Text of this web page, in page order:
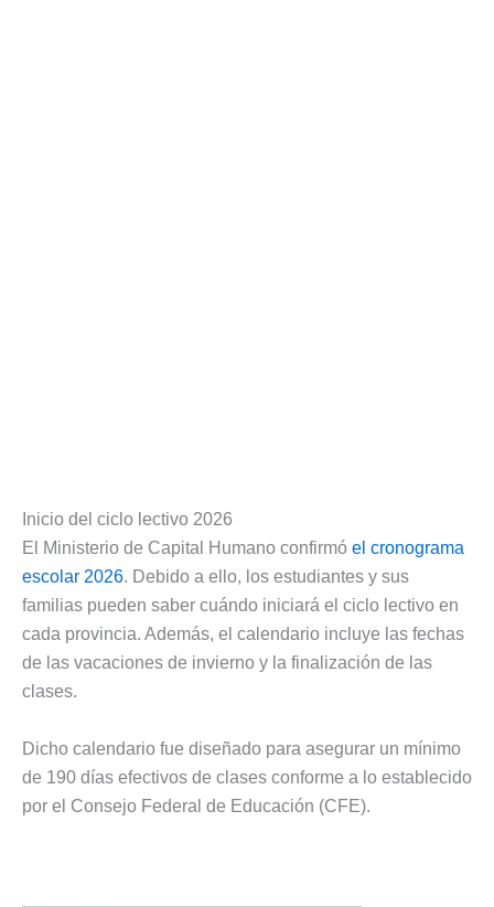
Inicio del ciclo lectivo 2026
El Ministerio de Capital Humano confirmó el cronograma
escolar 2026. Debido a ello, los estudiantes y sus
familias pueden saber cuándo iniciará el ciclo lectivo en
cada provincia. Además, el calendario incluye las fechas
de las vacaciones de invierno y la finalización de las
clases.
Dicho calendario fue diseñado para asegurar un mínimo
de 190 días efectivos de clases conforme a lo establecido
por el Consejo Federal de Educación (CFE).